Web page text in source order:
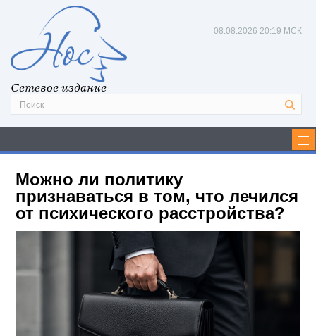
Сетевое издание
08.08.2026 20:19 МСК
Можно ли политику
признаваться в том, что лечился
от психического расстройства?